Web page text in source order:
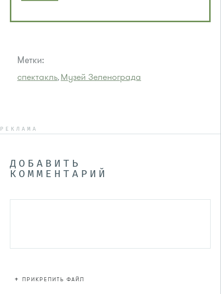
Метки:
спектакль, Музей Зеленограда
РЕКЛАМА
ДОБАВИТЬ
КОММЕНТАРИЙ
+ ПРИКРЕПИТЬ ФАЙЛ